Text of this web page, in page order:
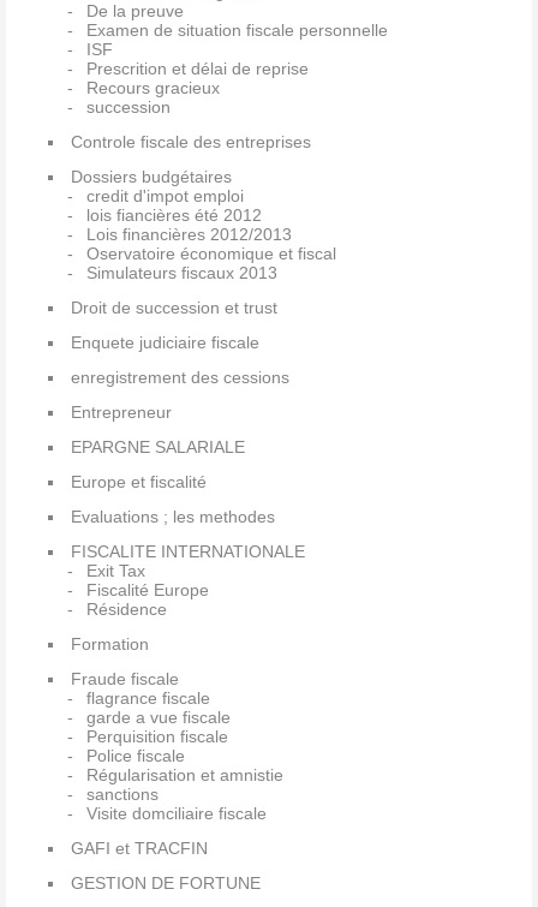
De la preuve
Examen de situation fiscale personnelle
ISF
Prescrition et délai de reprise
Recours gracieux
succession
Controle fiscale des entreprises
Dossiers budgétaires
credit d'impot emploi
lois fiancières été 2012
Lois financières 2012/2013
Oservatoire économique et fiscal
Simulateurs fiscaux 2013
Droit de succession et trust
Enquete judiciaire fiscale
enregistrement des cessions
Entrepreneur
EPARGNE SALARIALE
Europe et fiscalité
Evaluations ; les methodes
FISCALITE INTERNATIONALE
Exit Tax
Fiscalité Europe
Résidence
Formation
Fraude fiscale
flagrance fiscale
garde a vue fiscale
Perquisition fiscale
Police fiscale
Régularisation et amnistie
sanctions
Visite domciliaire fiscale
GAFI et TRACFIN
GESTION DE FORTUNE